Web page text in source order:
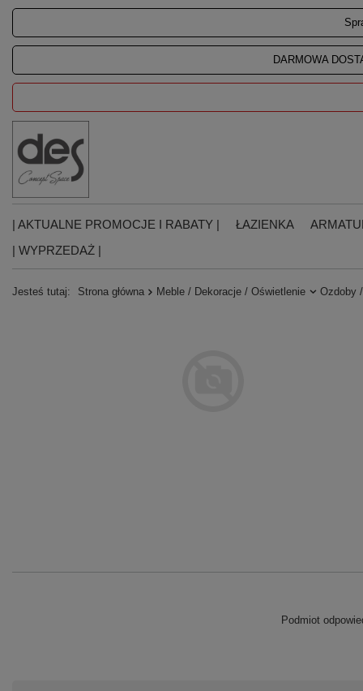
DARMOWA
| AKTUALNE PROMOCJE I RABATY | ŁAZIENKA
| WYPRZEDAŻ |
Jesteś tutaj: Strona główna Meble / Dekoracje / Oświetlenie Ozdoby
Podmiot